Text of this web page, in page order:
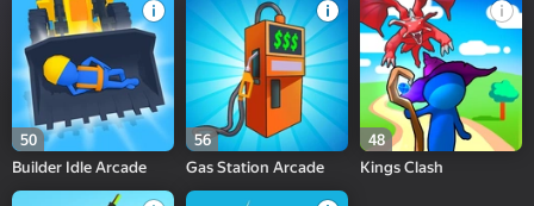
50
Builder Idle Arcade
56
Gas Station Arcade
48
Kings Clash